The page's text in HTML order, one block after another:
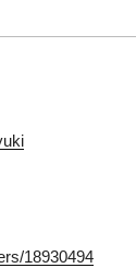
18930494